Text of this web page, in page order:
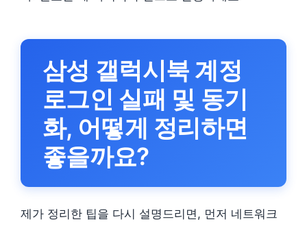
삼성 갤럭시북 계정
로그인 실패 및 동기
화, 어떻게 정리하면
좋을까요?
제가 정리한 팁을 다시 설명드리면, 먼저 네트워크